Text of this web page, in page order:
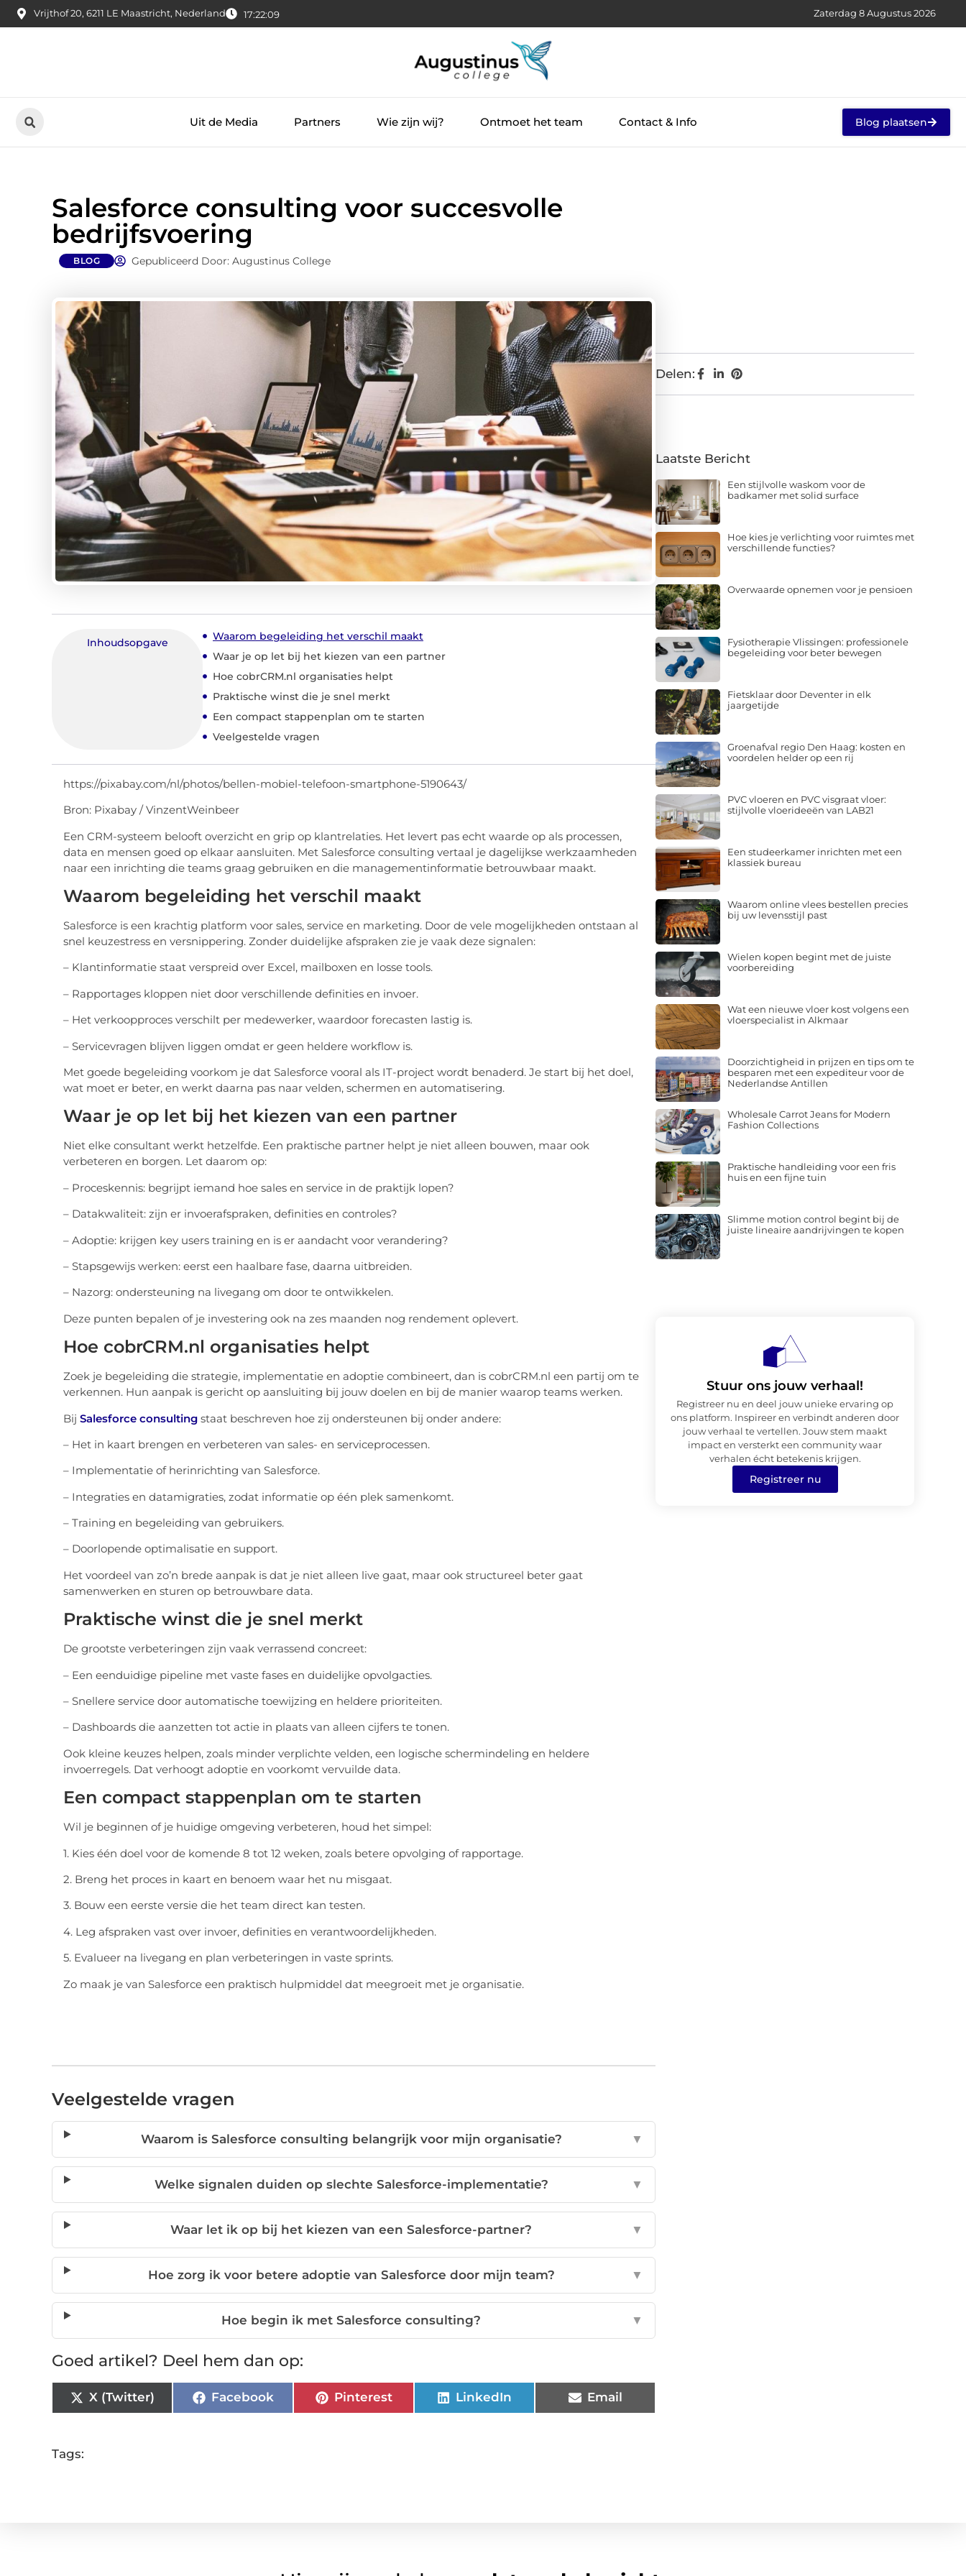
Vrijthof 20, 6211 LE Maastricht, Nederland 17:22:10 Zaterdag 8 Augustus 2026
Uit de Media Partners Wie zijn wij? Ontmoet het team Contact & Info Blog plaatsen
Salesforce consulting voor succesvolle
bedrijfsvoering
BLOG Gepubliceerd Door: Augustinus College
Inhoudsopgave
Waarom begeleiding het verschil maakt
Waar je op let bij het kiezen van een partner
Hoe cobrCRM.nl organisaties helpt
Praktische winst die je snel merkt
Een compact stappenplan om te starten
Veelgestelde vragen
https://pixabay.com/nl/photos/bellen-mobiel-telefoon-smartphone-5190643/
Bron: Pixabay / VinzentWeinbeer
Een CRM-systeem belooft overzicht en grip op klantrelaties. Het levert pas echt waarde op als processen,
data en mensen goed op elkaar aansluiten. Met Salesforce consulting vertaal je dagelijkse werkzaamheden
naar een inrichting die teams graag gebruiken en die managementinformatie betrouwbaar maakt.
Waarom begeleiding het verschil maakt
Salesforce is een krachtig platform voor sales, service en marketing. Door de vele mogelijkheden ontstaan al
snel keuzestress en versnippering. Zonder duidelijke afspraken zie je vaak deze signalen:
– Klantinformatie staat verspreid over Excel, mailboxen en losse tools.
– Rapportages kloppen niet door verschillende definities en invoer.
– Het verkoopproces verschilt per medewerker, waardoor forecasten lastig is.
– Servicevragen blijven liggen omdat er geen heldere workflow is.
Met goede begeleiding voorkom je dat Salesforce vooral als IT-project wordt benaderd. Je start bij het doel,
wat moet er beter, en werkt daarna pas naar velden, schermen en automatisering.
Waar je op let bij het kiezen van een partner
Niet elke consultant werkt hetzelfde. Een praktische partner helpt je niet alleen bouwen, maar ook
verbeteren en borgen. Let daarom op:
– Proceskennis: begrijpt iemand hoe sales en service in de praktijk lopen?
– Datakwaliteit: zijn er invoerafspraken, definities en controles?
– Adoptie: krijgen key users training en is er aandacht voor verandering?
– Stapsgewijs werken: eerst een haalbare fase, daarna uitbreiden.
– Nazorg: ondersteuning na livegang om door te ontwikkelen.
Deze punten bepalen of je investering ook na zes maanden nog rendement oplevert.
Hoe cobrCRM.nl organisaties helpt
Zoek je begeleiding die strategie, implementatie en adoptie combineert, dan is cobrCRM.nl een partij om te
verkennen. Hun aanpak is gericht op aansluiting bij jouw doelen en bij de manier waarop teams werken.
Bij Salesforce consulting staat beschreven hoe zij ondersteunen bij onder andere:
– Het in kaart brengen en verbeteren van sales- en serviceprocessen.
– Implementatie of herinrichting van Salesforce.
– Integraties en datamigraties, zodat informatie op één plek samenkomt.
– Training en begeleiding van gebruikers.
– Doorlopende optimalisatie en support.
Het voordeel van zo’n brede aanpak is dat je niet alleen live gaat, maar ook structureel beter gaat
samenwerken en sturen op betrouwbare data.
Praktische winst die je snel merkt
De grootste verbeteringen zijn vaak verrassend concreet:
– Een eenduidige pipeline met vaste fases en duidelijke opvolgacties.
– Snellere service door automatische toewijzing en heldere prioriteiten.
– Dashboards die aanzetten tot actie in plaats van alleen cijfers te tonen.
Ook kleine keuzes helpen, zoals minder verplichte velden, een logische schermindeling en heldere
invoerregels. Dat verhoogt adoptie en voorkomt vervuilde data.
Een compact stappenplan om te starten
Wil je beginnen of je huidige omgeving verbeteren, houd het simpel:
1. Kies één doel voor de komende 8 tot 12 weken, zoals betere opvolging of rapportage.
2. Breng het proces in kaart en benoem waar het nu misgaat.
3. Bouw een eerste versie die het team direct kan testen.
4. Leg afspraken vast over invoer, definities en verantwoordelijkheden.
5. Evalueer na livegang en plan verbeteringen in vaste sprints.
Zo maak je van Salesforce een praktisch hulpmiddel dat meegroeit met je organisatie.
Veelgestelde vragen
Waarom is Salesforce consulting belangrijk voor mijn organisatie? ▼
Welke signalen duiden op slechte Salesforce-implementatie? ▼
Waar let ik op bij het kiezen van een Salesforce-partner? ▼
Hoe zorg ik voor betere adoptie van Salesforce door mijn team? ▼
Hoe begin ik met Salesforce consulting? ▼
Goed artikel? Deel hem dan op:
X (Twitter) Facebook Pinterest LinkedIn Email
Tags:
Delen:
Laatste Bericht
Een stijlvolle waskom voor de
badkamer met solid surface
Hoe kies je verlichting voor ruimtes met
verschillende functies?
Overwaarde opnemen voor je pensioen
Fysiotherapie Vlissingen: professionele
begeleiding voor beter bewegen
Fietsklaar door Deventer in elk
jaargetijde
Groenafval regio Den Haag: kosten en
voordelen helder op een rij
PVC vloeren en PVC visgraat vloer:
stijlvolle vloerideeën van LAB21
Een studeerkamer inrichten met een
klassiek bureau
Waarom online vlees bestellen precies
bij uw levensstijl past
Wielen kopen begint met de juiste
voorbereiding
Wat een nieuwe vloer kost volgens een
vloerspecialist in Alkmaar
Doorzichtigheid in prijzen en tips om te
besparen met een expediteur voor de
Nederlandse Antillen
Wholesale Carrot Jeans for Modern
Fashion Collections
Praktische handleiding voor een fris
huis en een fijne tuin
Slimme motion control begint bij de
juiste lineaire aandrijvingen te kopen
Stuur ons jouw verhaal!
Registreer nu en deel jouw unieke ervaring op
ons platform. Inspireer en verbindt anderen door
jouw verhaal te vertellen. Jouw stem maakt
impact en versterkt een community waar
verhalen écht betekenis krijgen.
Registreer nu